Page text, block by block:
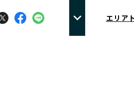
エリア